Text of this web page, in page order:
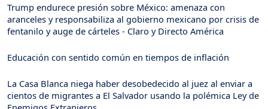
Trump endurece presión sobre México: amenaza con
aranceles y responsabiliza al gobierno mexicano por crisis de
fentanilo y auge de cárteles - Claro y Directo América
Educación con sentido común en tiempos de inflación
La Casa Blanca niega haber desobedecido al juez al enviar a
cientos de migrantes a El Salvador usando la polémica Ley de